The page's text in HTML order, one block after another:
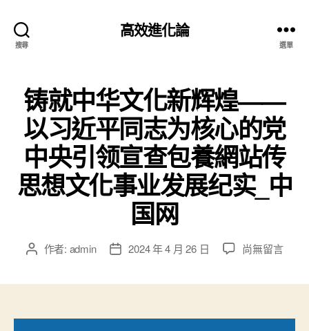
搜尋
高效進化論
選單
铸就中华文化新辉煌——
以习近平同志为核心的党
中央引领宣查包養網站传
思想文化事业发展纪实_中
国网
文 作者: admin
文 2024 年 4 月 26 日
在
尚無留言